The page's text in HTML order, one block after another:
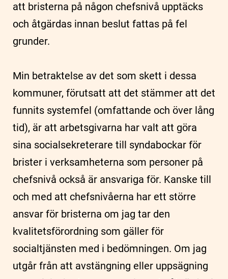
att bristerna på någon chefsnivå upptäcks
och åtgärdas innan beslut fattas på fel
grunder.
Min betraktelse av det som skett i dessa
kommuner, förutsatt att det stämmer att det
funnits systemfel (omfattande och över lång
tid), är att arbetsgivarna har valt att göra
sina socialsekreterare till syndabockar för
brister i verksamheterna som personer på
chefsnivå också är ansvariga för. Kanske till
och med att chefsnivåerna har ett större
ansvar för bristerna om jag tar den
kvalitetsförordning som gäller för
socialtjänsten med i bedömningen. Om jag
utgår från att avstängning eller uppsägning